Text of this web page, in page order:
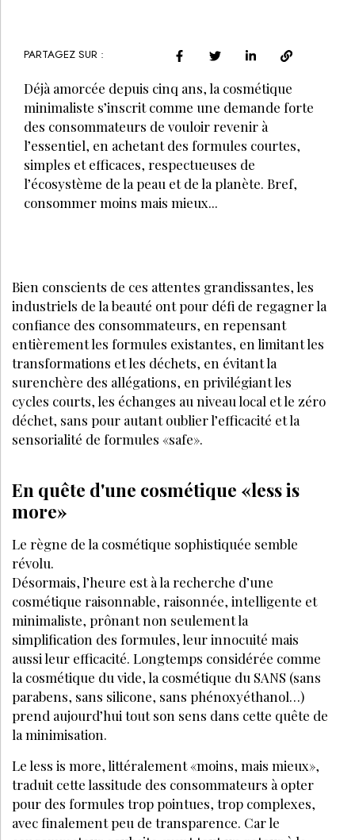
PARTAGEZ SUR :
Déjà amorcée depuis cinq ans, la cosmétique
minimaliste s’inscrit comme une demande forte
des consommateurs de vouloir revenir à
l’essentiel, en achetant des formules courtes,
simples et efficaces, respectueuses de
l’écosystème de la peau et de la planète. Bref,
consommer moins mais mieux...
Bien conscients de ces attentes grandissantes, les
industriels de la beauté ont pour défi de regagner la
confiance des consommateurs, en repensant
entièrement les formules existantes, en limitant les
transformations et les déchets, en évitant la
surenchère des allégations, en privilégiant les
cycles courts, les échanges au niveau local et le zéro
déchet, sans pour autant oublier l’efficacité et la
sensorialité de formules «safe».
more»
Le règne de la cosmétique sophistiquée semble
révolu.
Désormais, l’heure est à la recherche d’une
cosmétique raisonnable, raisonnée, intelligente et
minimaliste, prônant non seulement la
simplification des formules, leur innocuité mais
aussi leur efficacité. Longtemps considérée comme
la cosmétique du vide, la cosmétique du
LA SUITE EST RÉSERVÉE
AUX ABONNÉS